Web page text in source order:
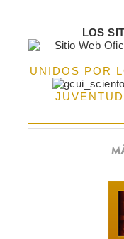
LOS
UNIDOS POR